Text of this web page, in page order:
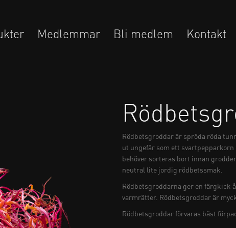
Medlemmar Bli medlem Kontakt
Rödbetsgroddar är spröda röda
ut ungefär som ett
behöver sorteras bort innan
neutral lite jordig rödbetssmak.
Rödbetsgroddarna ger en färgkick
varmrätter. Rödbetsgroddar är
Rödbetsgroddar förvaras bäst